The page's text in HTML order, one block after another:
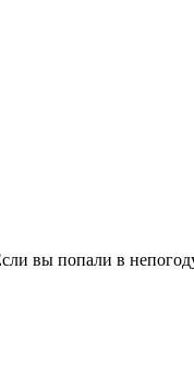
вы попали в